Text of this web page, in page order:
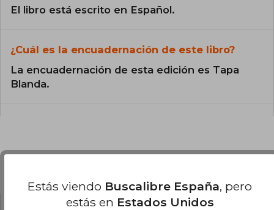
El libro está escrito en Español.
¿Cuál es la encuadernación de este libro?
La encuadernación de esta edición es Tapa
Blanda.
Estás viendo Buscalibre España, pero
estás en Estados Unidos